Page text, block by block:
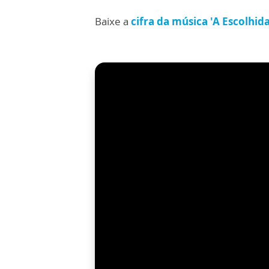
Baixe a cifra da música 'A